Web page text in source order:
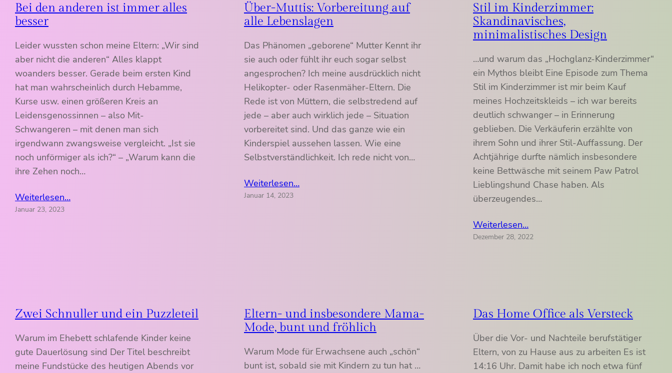
Bei den anderen ist immer alles
besser
Leider wussten schon meine Eltern: „Wir sind
aber nicht die anderen“ Alles klappt
woanders besser. Gerade beim ersten Kind
hat man wahrscheinlich durch Hebamme,
Kurse usw. einen größeren Kreis an
Leidensgenossinnen – also Mit-
Schwangeren – mit denen man sich
irgendwann zwangsweise vergleicht. „Ist sie
noch unförmiger als ich?“ – „Warum kann die
ihre Zehen noch…
Weiterlesen…
Januar 23, 2023
Über-Muttis: Vorbereitung auf
alle Lebenslagen
Das Phänomen „geborene“ Mutter Kennt ihr
sie auch oder fühlt ihr euch sogar selbst
angesprochen? Ich meine ausdrücklich nicht
Helikopter- oder Rasenmäher-Eltern. Die
Rede ist von Müttern, die selbstredend auf
jede – aber auch wirklich jede – Situation
vorbereitet sind. Und das ganze wie ein
Kinderspiel aussehen lassen. Wie eine
Selbstverständlichkeit. Ich rede nicht von…
Weiterlesen…
Januar 14, 2023
Stil im Kinderzimmer:
Skandinavisches,
minimalistisches Design
…und warum das „Hochglanz-Kinderzimmer“
ein Mythos bleibt Eine Episode zum Thema
Stil im Kinderzimmer ist mir beim Kauf
meines Hochzeitskleids – ich war bereits
deutlich schwanger – in Erinnerung
geblieben. Die Verkäuferin erzählte von
ihrem Sohn und ihrer Stil-Auffassung. Der
Achtjährige durfte nämlich insbesondere
keine Bettwäsche mit seinem Paw Patrol
Lieblingshund Chase haben. Als
überzeugendes…
Weiterlesen…
Dezember 28, 2022
Zwei Schnuller und ein Puzzleteil
Warum im Ehebett schlafende Kinder keine
gute Dauerlösung sind Der Titel beschreibt
meine Fundstücke des heutigen Abends vor
Eltern- und insbesondere Mama-
Mode, bunt und fröhlich
Warum Mode für Erwachsene auch „schön“
bunt ist, sobald sie mit Kindern zu tun hat …
Das Home Office als Versteck
Über die Vor- und Nachteile berufstätiger
Eltern, von zu Hause aus zu arbeiten Es ist
14:16 Uhr. Damit habe ich noch etwa fünf